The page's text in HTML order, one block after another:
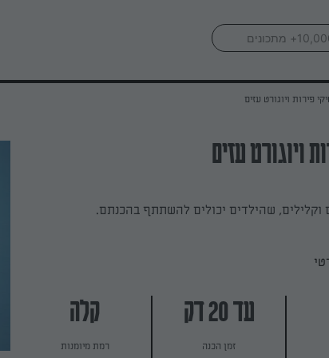
פירות ויוגורט עזים
ויוגורט עזים
וקלילים, שהילדים יכולים להשתתף בהכנתם.
עד 20 דק
זמן הכנה
קלה
רמת מיומנות